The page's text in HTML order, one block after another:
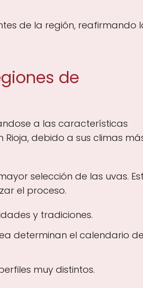
de la región, reafirmando
de
a las características
debido a sus climas
selección de las uvas.
el proceso.
y tradiciones.
determinan el calendario
muy distintos.